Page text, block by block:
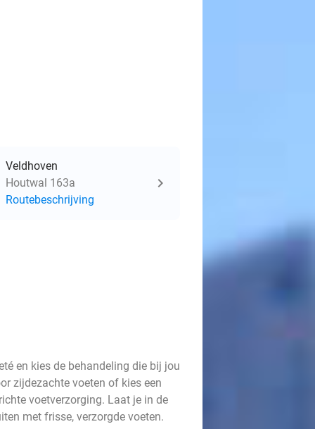
Veldhoven
Houtwal 163a
Routebeschrijving
en kies de behandeling die bij jou
zijdezachte voeten of kies een
voetverzorging. Laat je in de
met frisse, verzorgde voeten.